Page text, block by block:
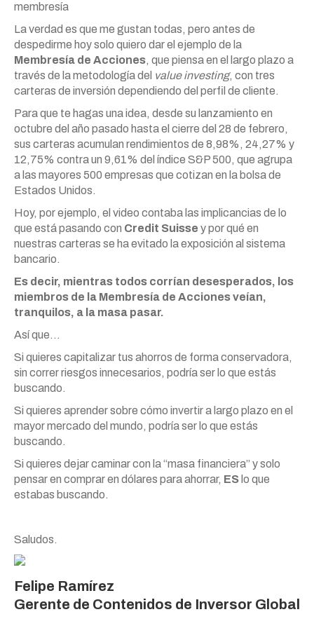
membresía
La verdad es que me gustan todas, pero antes de
despedirme hoy solo quiero dar el ejemplo de la
Membresía de Acciones, que piensa en el largo plazo a
través de la metodología del value investing, con tres
carteras de inversión dependiendo del perfil de cliente.
Para que te hagas una idea, desde su lanzamiento en
octubre del año pasado hasta el cierre del 28 de febrero,
sus carteras acumulan rendimientos de 8,98%, 24,27% y
12,75% contra un 9,61% del índice S&P 500, que agrupa
a las mayores 500 empresas que cotizan en la bolsa de
Estados Unidos.
Hoy, por ejemplo, el video contaba las implicancias de lo
que está pasando con Credit Suisse y por qué en
nuestras carteras se ha evitado la exposición al sistema
bancario.
Es decir, mientras todos corrían desesperados, los
miembros de la Membresía de Acciones veían,
tranquilos, a la masa pasar.
Así que…
Si quieres capitalizar tus ahorros de forma conservadora,
sin correr riesgos innecesarios, podría ser lo que estás
buscando.
Si quieres aprender sobre cómo invertir a largo plazo en el
mayor mercado del mundo, podría ser lo que estás
buscando.
Si quieres dejar caminar con la “masa financiera” y solo
pensar en comprar en dólares para ahorrar, ES lo que
estabas buscando.
Saludos.
Felipe Ramírez
Gerente de Contenidos de Inversor Global